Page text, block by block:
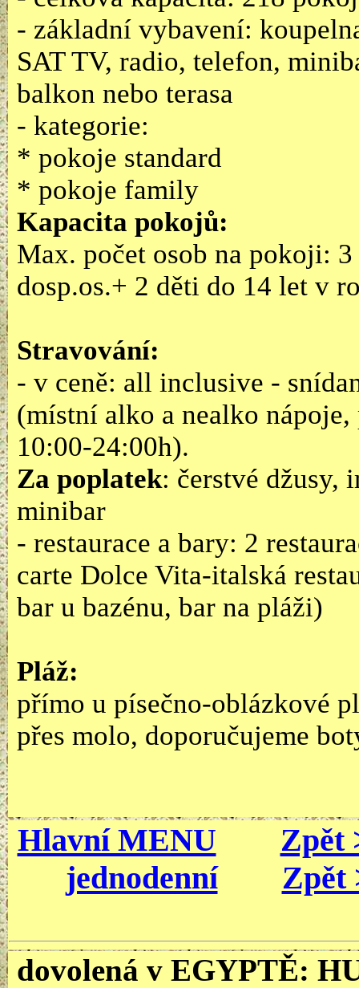
- základní vybavení:
SAT TV, radio, telefon,
balkon nebo terasa
- kategorie:
* pokoje standard
* pokoje family
Kapacita pokojů:
Max. počet osob na pokoji:
dosp.os.+ 2 děti do 14 let v
Stravování:
- v ceně: all inclusive -
(místní alko a nealko
10:00-24:00h).
Za poplatek: čerstvé džusy,
minibar
- restaurace a bary: 2
carte Dolce Vita-italská
bar u bazénu, bar na pláži)
Pláž:
přímo u písečno-oblázkové
přes molo, doporučujeme
Hlavní MENU
Zpět
jednodenní
Zpět
dovolená v EGYPTĚ: